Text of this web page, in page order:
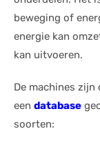
beweging of
energie kan
kan uitvoeren.
De machines zijn
een database
soorten: